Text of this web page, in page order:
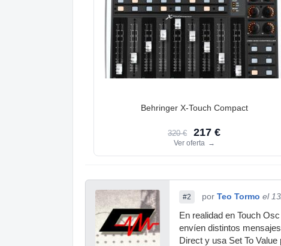
Behringer X-Touch Compact
320 € 217 €
Ver oferta →
#2 por Teo Tormo el
En realidad en Touch
envíen distintos
Direct y usa Set To